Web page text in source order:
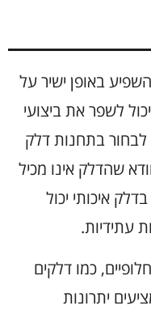
באופן ישיר על
לשפר את ביצועי
בתחנות דלק
שהדלק אינו מכיל
איכותי יכול
עתידיות.
כמו דלקים
יתרונות